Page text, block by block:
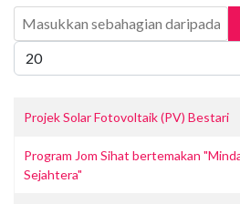
Papar #
Projek Solar Fotovoltaik (PV) Bestari
Program Jom Sihat bertemakan
Sejahtera"